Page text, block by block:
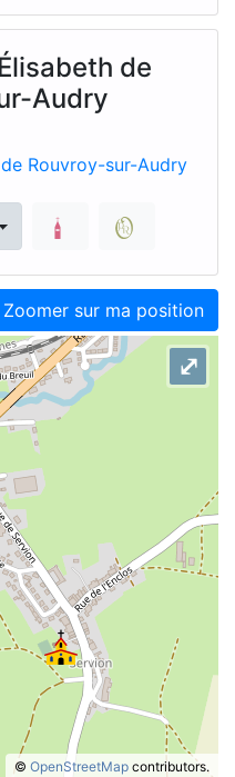
de
Audry
Zoomer sur ma position
© OpenStreetMap contributors.
⤢